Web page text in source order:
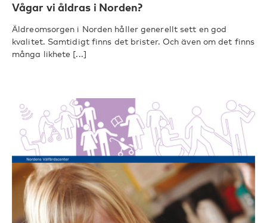
Vågar vi åldras i Norden?
Äldreomsorgen i Norden håller generellt sett en god
kvalitet. Samtidigt finns det brister. Och även om det finns
många likhete [...]